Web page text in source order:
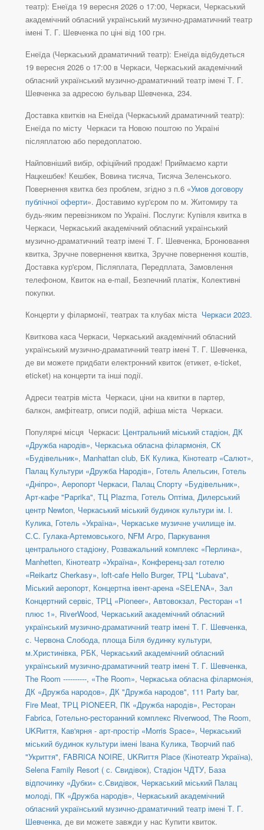
театр): Енеїда 19 вересня 2026 о 17:00, Черкаси, Черкаський
академічний обласний український музично-драматичний театр
імені Т. Г. Шевченка по ціні від 100 грн.
Енеїда (Черкаський драматичний театр): Енеїда відбудеться
19 вересня 2026 о 17:00 в Черкаси, Черкаський академічний
обласний український музично-драматичний театр імені Т. Г.
Шевченка за адресою бульвар Шевченка, 234.
Доставка квитків на Енеїда (Черкаський драматичний театр):
Енеїда по місту Черкаси та Новою поштою по Україні
післяплатою або передоплатою.
Найповніший вибір, офіційний продаж! Приймаємо карти
Нацкешбек! Кешбек, Вовина тисяча, Тисяча Зеленського.
Повернення квитка без проблем, згідно з п.6 «Умов договору
публічної оферти». Доставимо кур'єром по м. Житомиру та
будь-яким перевізником по Україні. Послуги: Купівля квитка в
Черкаси, Черкаський академічний обласний український
музично-драматичний театр імені Т. Г. Шевченка, Бронювання
квитка, Зручне повернення квитка, Зручне повернення коштів,
Доставка кур'єром, Післяплата, Передплата, Замовлення
телефоном, Квиток на e-mail, Безпечний платіж, Колективні
покупки.
Концерти у філармонії, театрах та клубах міста Черкаси 2023.
Квиткова каса Черкаси, Черкаський академічний обласний
український музично-драматичний театр імені Т. Г. Шевченка,
де ви можете придбати електронний квиток (етикет, e-ticket,
eticket) на концерти та інші події.
Адреси театрів міста Черкаси, ціни на квитки в партер,
балкон, амфітеатр, описи подій, афіша міста Черкаси.
Популярні місця Черкаси: Центральний міський стадіон, ДК
«Дружба народів», Черкаська обласна філармонія, СК
«Будівельник», Manhattan club, БК Кулика, Кінотеатр «Салют»,
Палац Культури «Дружба Народів», Готель Апельсин, Готель
«Дніпро», Аеропорт Черкаси, Палац Спорту «Будівельник»,
Арт-кафе "Paprika", ТЦ Plazma, Готель Оптіма, Дилерський
центр Newton, Черкаський міський будинок культури ім. І.
Кулика, Готель «Україна», Черкаське музичне училище ім.
С.С. Гулака-Артемовського, NFM Агро, Паркування
центрального стадіону, Розважальний комплекс «Перлина»,
Manhetten, Кінотеатр «Україна», Конференц-зал готелю
«Reikartz Cherkasy», loft-cafe Hello Burger, ТРЦ "Lubava",
Міський аеропорт, Концертна івент-арена «SELENA», Зал
Концертний сервіс, ТРЦ «Pioneer», Автовокзал, Ресторан «1
плюс 1», RiverWood, Черкаський академічний обласний
український музично-драматичний театр імені Т. Г. Шевченка,
с. Червона Слобода, площа Біля будинку культури,
м.Христинівка, РБК, Черкаський академічний обласний
український музично-драматичний театр імені Т. Г. Шевченка,
The Room ----------, «The Room», Черкаська обласна філармонія,
ДК «Дружба народов», ДК "Дружба народов", 111 Party bar,
Fire Meat, ТРЦ PIONEER, ПК «Дружба народів», Ресторан
Fabrica, Готельно-ресторанний комплекс Riverwood, The Room,
UKRиття, Кав'ярня - арт-простір «Morris Space», Черкаський
міський будинок культури імені Івана Кулика, Творчий паб
"Укриття", FABRICA NOIRE, UKRиття Place (Кінотеатр Україна),
Selena Family Resort ( с. Свидівок), Стадіон ЧДТУ, База
відпочинку «Дубки» с.Свидівок, Черкаський міський Палац
молоді, ПК «Дружба народів», Черкаський академічний
обласний український музично-драматичний театр імені Т. Г.
Шевченка, де ви можете завжди у нас Купити квиток.